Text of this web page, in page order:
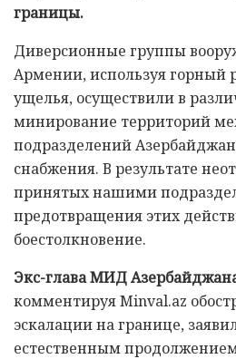
границы.
Диверсионные группы
Армении, используя горный
ущелья, осуществили в
минирование территорий
подразделений
снабжения. В результате
принятых нашими
предотвращения этих
боестолкновение.
Экс-глава МИД
комментируя Minval.az
эскалации на границе,
естественным